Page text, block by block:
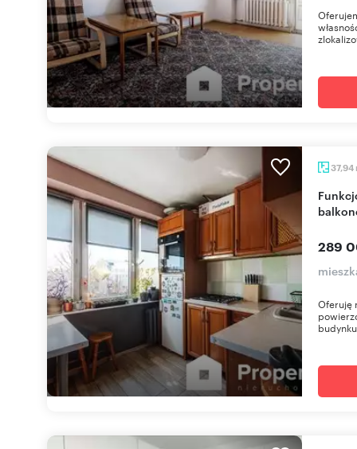
37,94
Funkcjonalne 2-pokojowe mieszkanie z
289
Oferuję